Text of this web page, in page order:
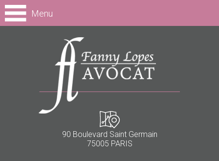
Menu
90 Boulevard Saint Germain
75005 PARIS